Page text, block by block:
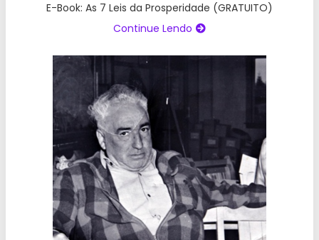
E-Book: As 7 Leis da Prosperidade (GRATUITO)
Continue Lendo